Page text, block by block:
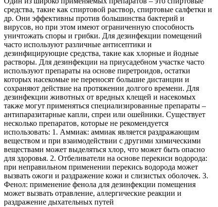
средства, такие как спиртовой раствор, спиртовые салфетки и
др. Они эффективны против большинства бактерий и
вирусов, но при этом имеют ограниченную способность
уничтожать споры и грибки. Для дезинфекции помещений
часто используют различные антисептики и
дезинфицирующие средства, такие как хлорные и йодные
растворы. Для дезинфекции на приусадебном участке часто
используют препараты на основе пиретроидов, остатки
которых насекомые не переносят большие дистанции и
сохраняют действие на протяжении долгого времени. Для
дезинфекции животных от вредных клещей и насекомых
также могут применяться специализированные препараты –
антипаразитарные капли, спреи или ошейники. Существует
несколько препаратов, которые не рекомендуется
использовать: 1. Аммиак: аммиак является раздражающим
веществом и при взаимодействии с другими химическими
веществами может выделяться хлор, что может быть опасно
для здоровья. 2. Отбеливатели на основе перекиси водорода:
при неправильном применении перекись водорода может
вызвать ожоги и раздражение кожи и слизистых оболочек. 3.
Фенол: применение фенола для дезинфекции помещения
может вызвать отравление, аллергические реакции и
раздражение дыхательных путей